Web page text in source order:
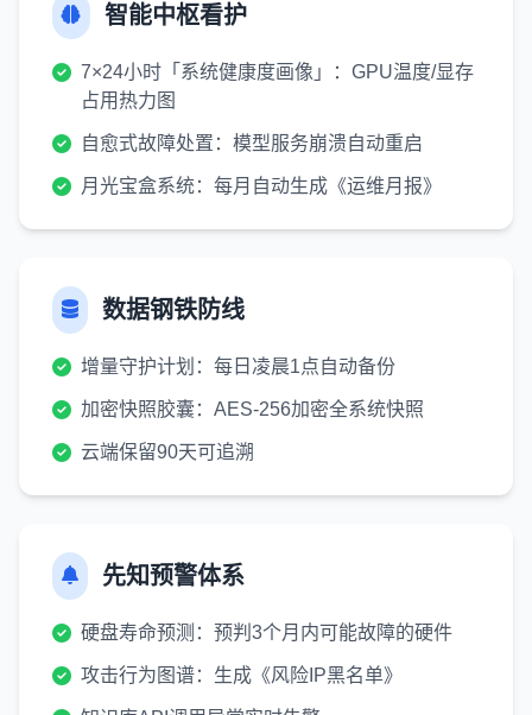
智能中枢看护
7×24小时「系统健康度画像」：GPU温度/显存
占用热力图
自愈式故障处置：模型服务崩溃自动重启
月光宝盒系统：每月自动生成《运维月报》
数据钢铁防线
增量守护计划：每日凌晨1点自动备份
加密快照胶囊：AES-256加密全系统快照
云端保留90天可追溯
先知预警体系
硬盘寿命预测：预判3个月内可能故障的硬件
攻击行为图谱：生成《风险IP黑名单》